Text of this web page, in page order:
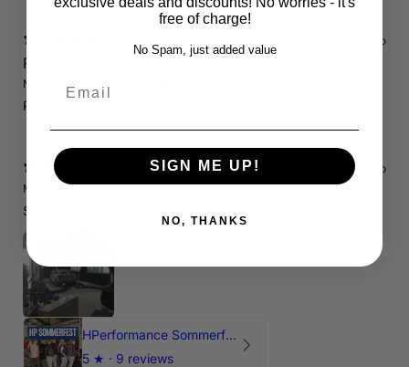
15 days ago
RS3 8P
Marcin J. Verified buyer
Polecam !
15 days ago
Marcin J.
Verified buyer•Purchased 26 days ago
Świetnie spedzony czas , Pozdrawiam
HPerformance Sommerfest 2026
5 ★ · 9 reviews
free of charge!
No Spam, just added value
SIGN ME UP!
NO, THANKS